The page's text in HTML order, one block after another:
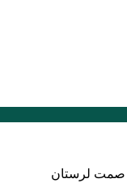
صمت لرستان